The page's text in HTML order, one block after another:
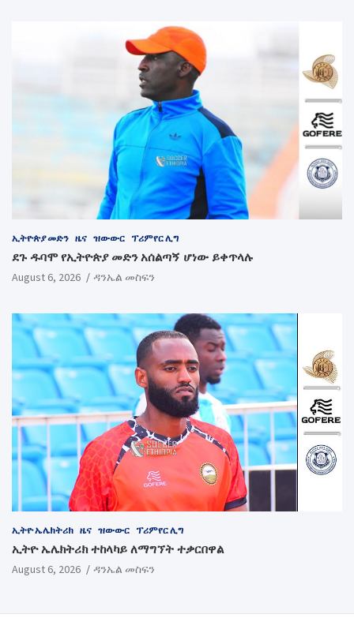
ኢትዮጵያ መድን ዜና ዝውውር ፕሪምየር ሊግ
ደጉ ዱባሞ የኢትዮጵያ መድን አሰልጣኝ ሆነው ይቀጥላሉ
August 6, 2026 ዳንኤል መስፍን
ኢትዮ ኤሌክትሪክ ዜና ዝውውር ፕሪምየር ሊግ
ኢትዮ ኤሌክትሪክ ተከላካይ ለማግኘት ተቃርበዋል
August 6, 2026 ዳንኤል መስፍን